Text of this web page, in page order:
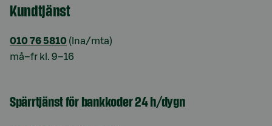
Kundtjänst
010 76 5810 (lna/mta)
må–fr kl. 9–16
Spärrtjänst för bankkoder 24 h/dygn